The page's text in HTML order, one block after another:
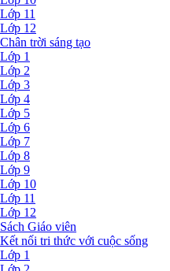
Lớp 11
Lớp 12
Chân trời sáng tạo
Lớp 1
Lớp 2
Lớp 3
Lớp 4
Lớp 5
Lớp 6
Lớp 7
Lớp 8
Lớp 9
Lớp 10
Lớp 11
Lớp 12
Sách Giáo viên
Kết nối tri thức với cuộc sống
Lớp 1